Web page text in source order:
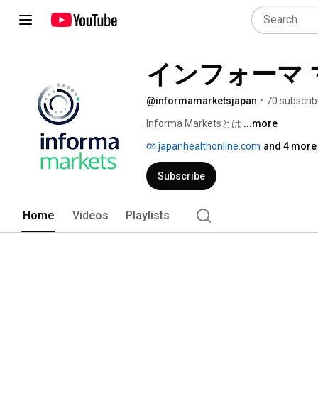
インフォーマ
@informamarketsjapan • 70
Informa Marketsとは ...more
japanhealthonline.com and 4
Subscribe
Home Videos Playlists